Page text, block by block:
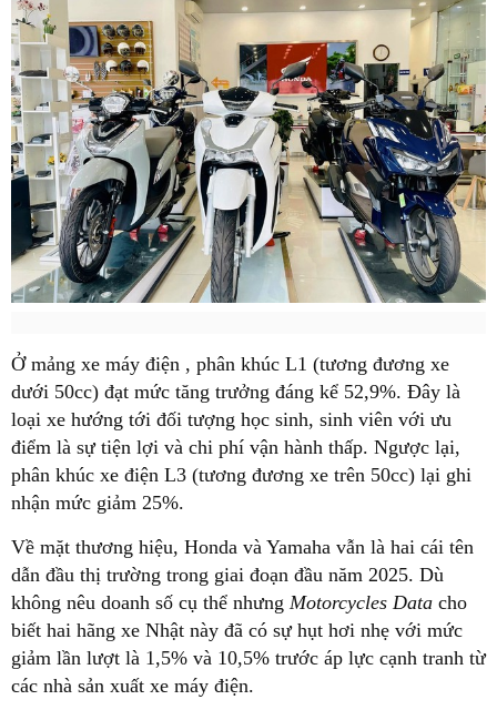
Ở mảng xe máy điện , phân khúc L1 (tương đương xe
dưới 50cc) đạt mức tăng trưởng đáng kể 52,9%. Đây là
loại xe hướng tới đối tượng học sinh, sinh viên với ưu
điểm là sự tiện lợi và chi phí vận hành thấp. Ngược lại,
phân khúc xe điện L3 (tương đương xe trên 50cc) lại ghi
nhận mức giảm 25%.
Về mặt thương hiệu, Honda và Yamaha vẫn là hai cái tên
dẫn đầu thị trường trong giai đoạn đầu năm 2025. Dù
không nêu doanh số cụ thể nhưng Motorcycles Data cho
biết hai hãng xe Nhật này đã có sự hụt hơi nhẹ với mức
giảm lần lượt là 1,5% và 10,5% trước áp lực cạnh tranh từ
các nhà sản xuất xe máy điện.